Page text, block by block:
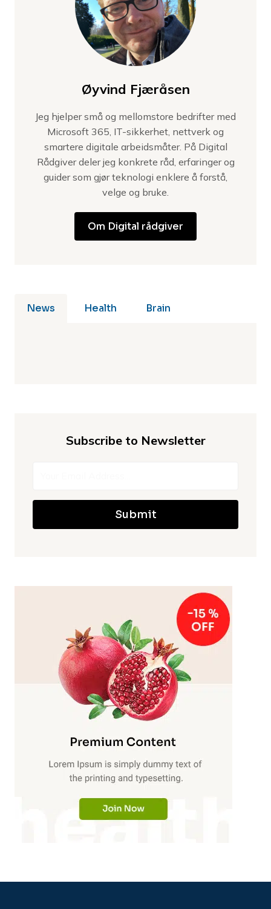
PÅ
MOBILEN
Øyvind Fjæråsen
Jeg hjelper små og mellomstore bedrifter med
Microsoft 365, IT-sikkerhet, nettverk og
smartere digitale arbeidsmåter. På Digital
Rådgiver deler jeg konkrete råd, erfaringer og
guider som gjør teknologi enklere å forstå,
velge og bruke.
Om Digital rådgiver
News Health Brain
Subscribe to Newsletter
Submit